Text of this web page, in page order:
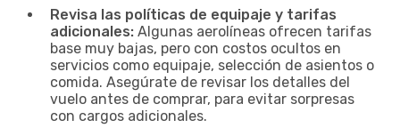
Revisa las políticas de equipaje y tarifas
adicionales: Algunas aerolíneas ofrecen tarifas
base muy bajas, pero con costos ocultos en
servicios como equipaje, selección de asientos o
comida. Asegúrate de revisar los detalles del
vuelo antes de comprar, para evitar sorpresas
con cargos adicionales.